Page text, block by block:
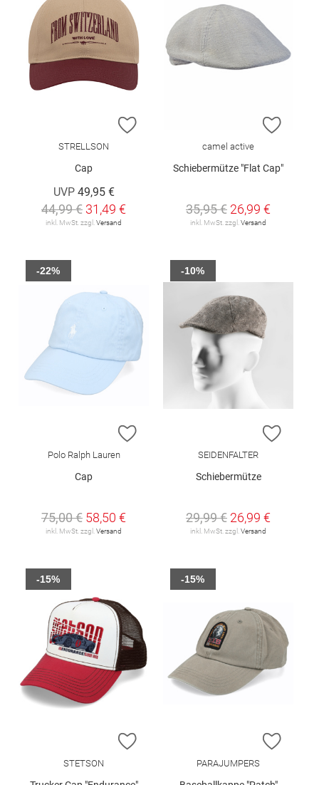
ZUR WUNSCHLISTE HINZUFÜGEN
STRELLSON
Cap
UVP 49,95 €
44,99 € 31,49 €
inkl. MwSt. zzgl. Versand
ZUR
camel active
Schiebermütze "Flat Cap"
35,95 € 26,99 €
inkl. MwSt. zzgl. Versand
ZUR WUNSCHLISTE HINZUFÜGEN
Polo Ralph Lauren
Cap
75,00 € 58,50 €
inkl. MwSt. zzgl. Versand
-22%
ZUR
SEIDENFALTER
Schiebermütze
29,99 € 26,99 €
inkl. MwSt. zzgl. Versand
-10%
ZUR WUNSCHLISTE HINZUFÜGEN
STETSON
-15%
ZUR
PARAJUMPERS
-15%